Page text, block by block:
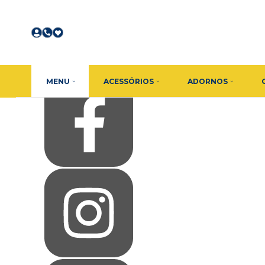
Quem Somos
Favoritos
MENU ACESSÓRIOS ADORNOS